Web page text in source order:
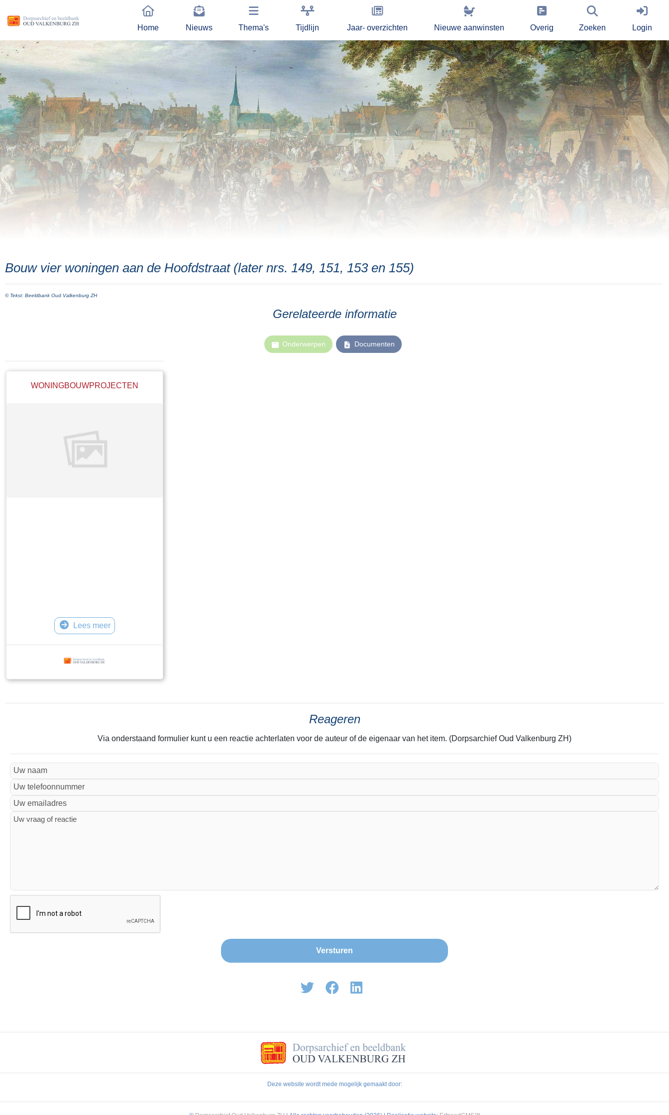
Home Nieuws Thema's Tijdlijn Jaar- overzichten Nieuwe aanwinsten Overig Zoeken Login
Bouw vier woningen aan de Hoofdstraat (later nrs. 149, 151, 153 en 155)
© Tekst: Beeldbank Oud Valkenburg ZH
Gerelateerde informatie
Onderwerpen Documenten
WONINGBOUWPROJECTEN
Lees meer
Reageren
Via onderstaand formulier kunt u een reactie achterlaten voor de auteur of de eigenaar van het item. (Dorpsarchief Oud Valkenburg ZH)
Deze website wordt mede mogelijk gemaakt door: